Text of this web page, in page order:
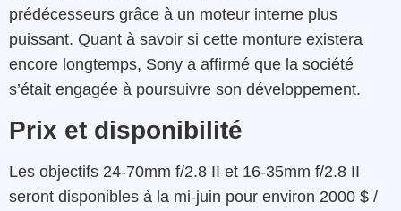
prédécesseurs grâce à un moteur interne plus
puissant. Quant à savoir si cette monture existera
encore longtemps, Sony a affirmé que la société
s’était engagée à poursuivre son développement.
Prix et disponibilité
Les objectifs 24-70mm f/2.8 II et 16-35mm f/2.8 II
seront disponibles à la mi-juin pour environ 2000 $ /